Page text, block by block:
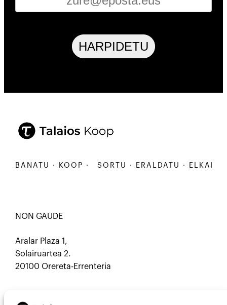
HARPIDETU
· KOOP · SORTU · ERALDATU ·
NON GAUDE
Aralar Plaza 1,
Solairuartea 2.
20100 Orereta-Errenteria